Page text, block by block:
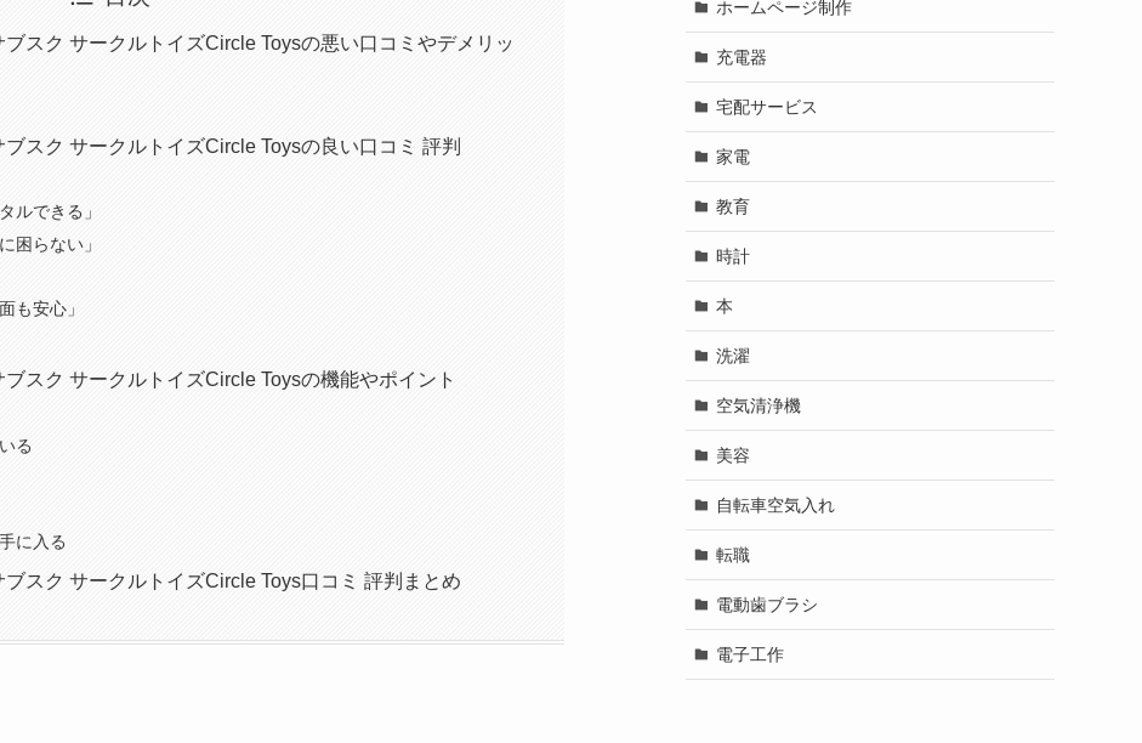
スク サークルトイズCircle Toysの悪い口コミやデメリッ
スク サークルトイズCircle Toysの良い口コミ 評判
ルできる」
困らない」
も安心」
スク サークルトイズCircle Toysの機能やポイント
る
に入る
スク サークルトイズCircle Toys口コミ 評判まとめ
ホームページ制作
充電器
宅配サービス
家電
教育
時計
本
洗濯
空気清浄機
美容
自転車空気入れ
転職
電動歯ブラシ
電子工作